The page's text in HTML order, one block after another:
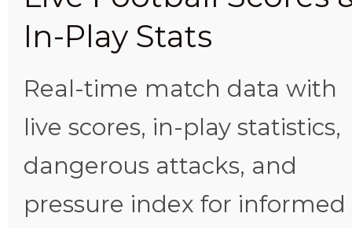
In-Play Stats
Real-time match data with
live scores, in-play statistics,
dangerous attacks, and
pressure index for informed